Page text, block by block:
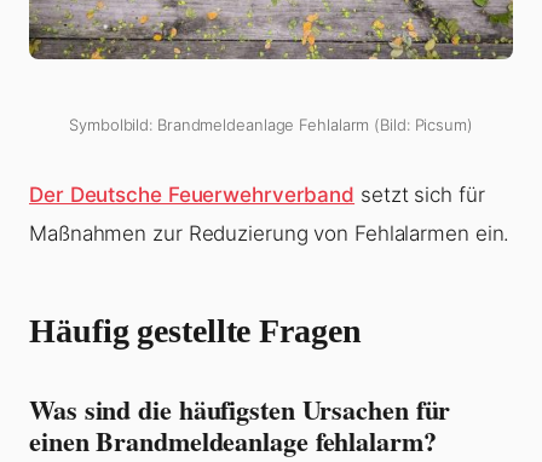
Symbolbild: Brandmeldeanlage Fehlalarm (Bild: Picsum)
Der Deutsche Feuerwehrverband setzt sich für
Maßnahmen zur Reduzierung von Fehlalarmen ein.
Häufig gestellte Fragen
Was sind die häufigsten Ursachen für
einen Brandmeldeanlage fehlalarm?